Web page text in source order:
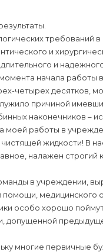
требований
и
и
начала
четырех десятков,
причиной
наконечников –
работы в
жидкости! В
налажен строгий
в учреждении,
медицинского
особо хорошо
допущенной
многие первичные